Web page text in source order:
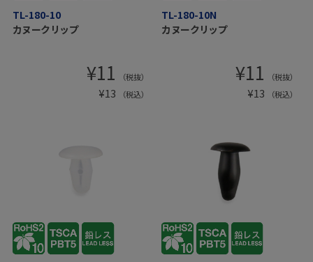
TL-180-10
カヌークリップ
¥11 （税抜）
¥13 （税込）
TL-180-10N
カヌークリップ
¥11 （税抜）
¥13 （税込）